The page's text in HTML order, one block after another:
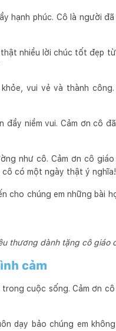
hạnh phúc. Cô là người
nhiều lời chúc tốt đẹp
vui vẻ và thành
đầy niềm vui. Cảm ơn cô
như cô. Cảm ơn cô
cô có một ngày thật ý
cho chúng em những bài
thương dành tặng cô giáo
cảm
cuộc sống. Cảm ơn
dạy bảo chúng em